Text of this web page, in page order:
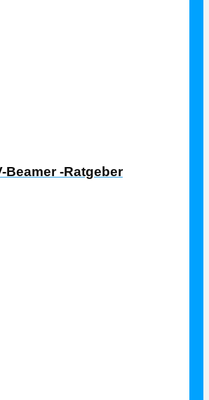
Beamer -Ratgeber